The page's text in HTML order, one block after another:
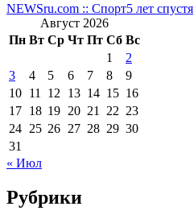
NEWSru.com :: Спорт5 лет спустя
Август 2026
Пн Вт Ср Чт Пт Сб Вс
1
2
3
4 5 6 7 8
9
10 11 12 13 14 15 16
17 18 19 20 21 22 23
24 25 26 27 28 29 30
31
« Июл
Рубрики